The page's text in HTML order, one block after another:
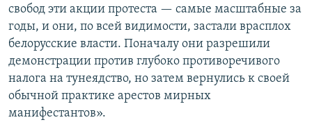
свобод эти акции протеста — самые масштабные за
годы, и они, по всей видимости, застали врасплох
белорусские власти. Поначалу они разрешили
демонстрации против глубоко противоречивого
налога на тунеядство, но затем вернулись к своей
обычной практике арестов мирных
манифестантов».